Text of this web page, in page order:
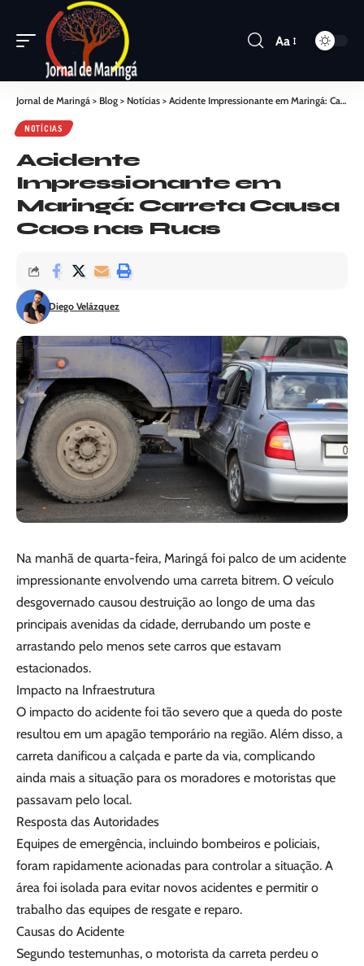
Aa
Jornal de Maringá > Blog > Notícias > Acidente Impressionante em Maringá: Carreta Causa Caos nas Ruas
NOTÍCIAS
Acidente
Impressionante em
Maringá: Carreta Causa
Caos nas Ruas
Diego Velázquez
Na manhã de quarta-feira, Maringá foi palco de um acidente
impressionante envolvendo uma carreta bitrem. O veículo
desgovernado causou destruição ao longo de uma das
principais avenidas da cidade, derrubando um poste e
arrastando pelo menos sete carros que estavam
estacionados.
Impacto na Infraestrutura
O impacto do acidente foi tão severo que a queda do poste
resultou em um apagão temporário na região. Além disso, a
carreta danificou a calçada e parte da via, complicando
ainda mais a situação para os moradores e motoristas que
passavam pelo local.
Resposta das Autoridades
Equipes de emergência, incluindo bombeiros e policiais,
foram rapidamente acionadas para controlar a situação. A
área foi isolada para evitar novos acidentes e permitir o
trabalho das equipes de resgate e reparo.
Causas do Acidente
Segundo testemunhas, o motorista da carreta perdeu o